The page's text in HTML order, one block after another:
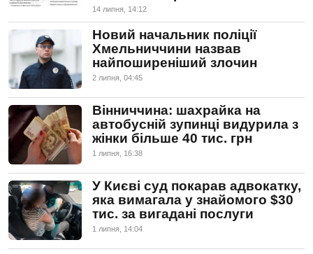
14 липня, 14:12
Новий начальник поліції
Хмельниччини назвав
найпоширеніший злочин
2 липня, 04:45
Вінниччина: шахрайка на
автобусній зупинці видурила з
жінки більше 40 тис. грн
1 липня, 16:38
У Києві суд покарав адвокатку,
яка вимагала у знайомого $30
тис. за вигадані послуги
1 липня, 14:04